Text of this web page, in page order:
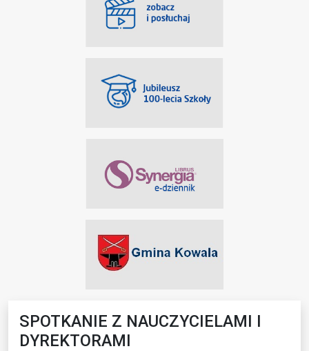
SPOTKANIE Z NAUCZYCIELAMI I
DYREKTORAMI